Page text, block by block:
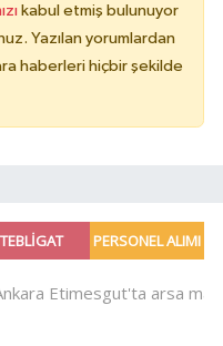
kabul etmiş bulunuyor
Yazılan yorumlardan
haberleri hiçbir şekilde